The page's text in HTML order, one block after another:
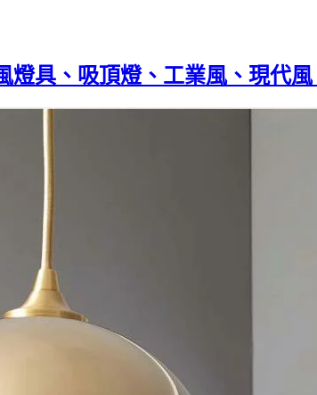
燈具、吸頂燈、工業風、現代